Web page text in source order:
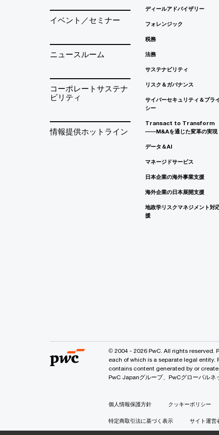
イベント／セミナー
ニュースルーム
コーポレートサステナ
ビリティ
情報提供ホットライン
ディールアドバイザリー
フォレンジック
税務
法務
サステナビリティ
リスク＆ガバナンス
サイバーセキュリティ＆プラ
シー
Transact to Transform
――M&Aを通じた変革の実現
データ＆AI
マネージドサービス
日本企業の海外事業支援
海外企業の日本展開支援
地政学リスクマネジメント対
援
© 2004 - 2026 PwC. All rights reserved.
each of which is a separate legal
contains content generated by or
PwC Japanグループ、PwCグローバル
個人情報保護方針 クッキーポリシー
特定商取引法に基づく表示 サイト運営